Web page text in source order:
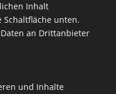
Inhalt
Schaltfläche unten.
an Drittanbieter
und Inhalte